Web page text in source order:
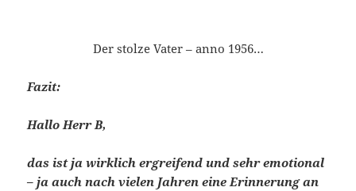
Der stolze Vater – anno 1956…
Fazit:
Hallo Herr B,
das ist ja wirklich ergreifend und sehr emotional
– ja auch nach vielen Jahren eine Erinnerung an